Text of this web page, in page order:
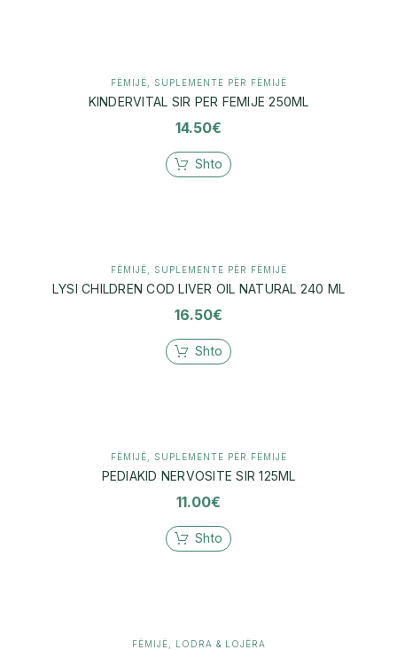
FËMIJË SUPLEMENTE PËR FËMIJË
KINDERVITAL SIR PER FEMIJE 250ML
14.50€
Shto
FËMIJË SUPLEMENTE PËR FËMIJË
LYSI CHILDREN COD LIVER OIL NATURAL 240 ML
16.50€
Shto
FËMIJË SUPLEMENTE PËR FËMIJË
PEDIAKID NERVOSITE SIR 125ML
11.00€
Shto
FËMIJË LODRA & LOJËRA